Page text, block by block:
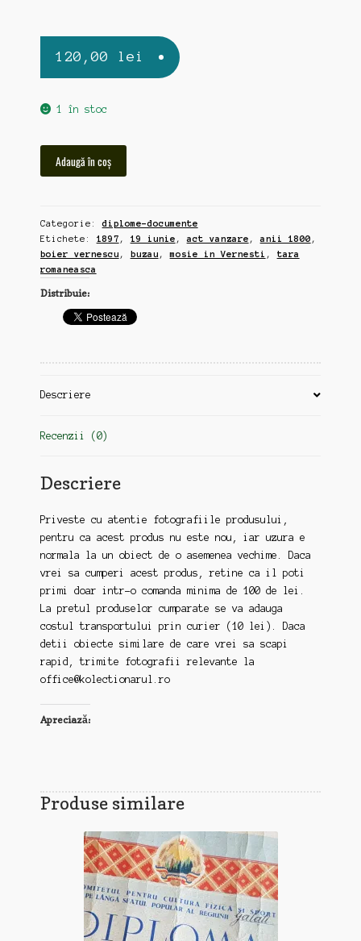
120,00 lei
1 în stoc
act
vanzare
Tribunalul
Buzeu,
semnat
din
iunie
Tara
Adaugă în coș
Categorie:diplome-documente
Etichete: 1897 , 19 iunie ,act vanzare ,anii 1800 ,
boier vernescu , buzau ,mosie in Vernesti , tara
romaneasca
Distribuie:
Descriere
Recenzii (0)
Descriere
Priveste cu atentie fotografiile produsului,
pentru ca acest produs nu este nou, iar uzura e
normala la un obiect de o asemenea vechime. Daca
vrei sa cumperi acest produs, retine ca il poti
primi doar intr-o comanda minima de 100 de lei.
La pretul produselor cumparate se va adauga
costul transportului prin curier (10 lei). Daca
detii obiecte similare de care vrei sa scapi
rapid, trimite fotografii relevante la
office@kolectionarul.ro
Apreciază:
Produse similare